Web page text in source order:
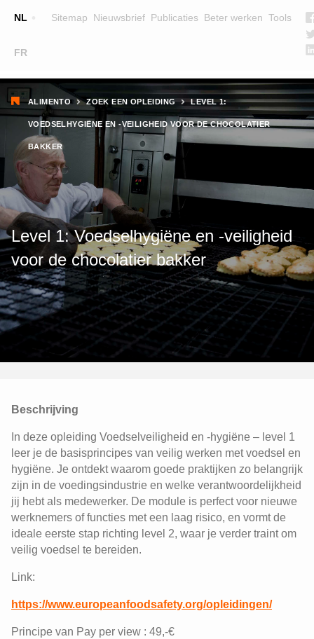
NL
FR
Sitemap Nieuwsbrief Publicaties Beter werken Tools
Main
navigation
OPLEIDINGEN
LESGEVERS
WIE ZIJN WE
TEAM
CONTACT
ZOEK EEN OPLEIDING
Kruimelpad
ALIMENTO ZOEK EEN OPLEIDING LEVEL 1:
VOEDSELHYGIËNE EN -VEILIGHEID VOOR DE CHOCOLATIER
BAKKER
Level 1: Voedselhygiëne en -veiligheid
voor de chocolatier bakker
Beschrijving
In deze opleiding Voedselveiligheid en -hygiëne – level 1
leer je de basisprincipes van veilig werken met voedsel en
hygiëne. Je ontdekt waarom goede praktijken zo belangrijk
zijn in de voedingsindustrie en welke verantwoordelijkheid
jij hebt als medewerker. De module is perfect voor nieuwe
werknemers of functies met een laag risico, en vormt de
ideale eerste stap richting level 2, waar je verder traint om
veilig voedsel te bereiden.
Link:
https://www.europeanfoodsafety.org/opleidingen/
Principe van Pay per view : 49,-€